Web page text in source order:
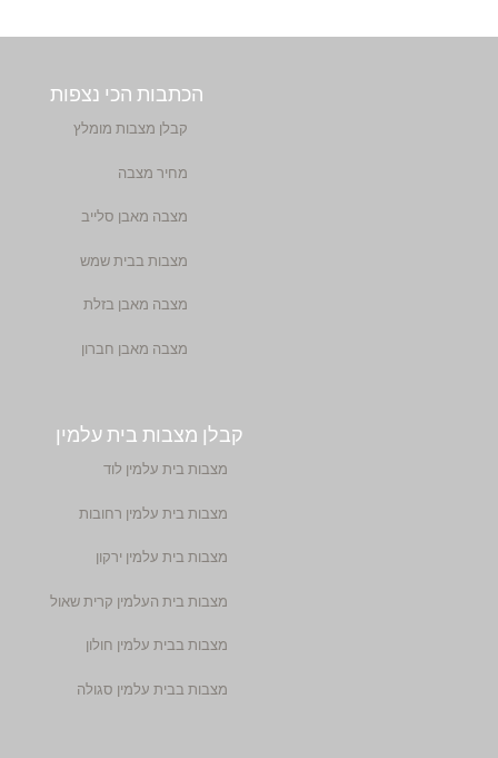
הכתבות הכי נצפות
קבלן מצבות מומלץ
מחיר מצבה
מצבה מאבן סלייב
מצבות בבית שמש
מצבה מאבן בזלת
מצבה מאבן חברון
קבלן מצבות בית עלמין
מצבות בית עלמין לוד
מצבות בית עלמין רחובות
מצבות בית עלמין ירקון
מצבות בית העלמין קרית שאול
מצבות בבית עלמין חולון
מצבות בבית עלמין סגולה